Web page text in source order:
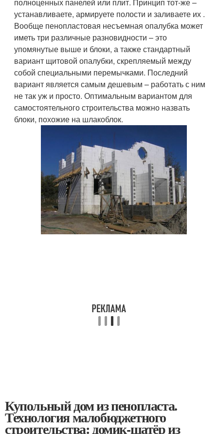
устанавливаете, армируете полости и заливаете их .
Вообще пенопластовая несъемная опалубка может
иметь три различные разновидности – это
упомянутые выше и блоки, а также стандартный
вариант щитовой опалубки, скрепляемый между
собой специальными перемычками. Последний
вариант является самым дешевым – работать с ним
не так уж и просто. Оптимальным вариантом для
самостоятельного строительства можно назвать
блоки, похожие на шлакоблок.
Купольный дом из пенопласта.
Технология малобюджетного
строительства: домик-шатёр из